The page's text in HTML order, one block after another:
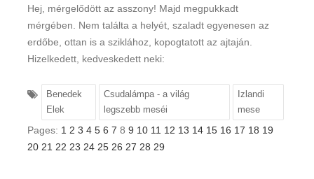
Hej, mérgelődött az asszony! Majd megpukkadt
mérgében. Nem találta a helyét, szaladt egyenesen az
erdőbe, ottan is a sziklához, kopogtatott az ajtaján.
Hizelkedett, kedveskedett neki:
Benedek
Elek
Csudalámpa - a világ
legszebb meséi
Izlandi
mese
Pages: 1 2 3 4 5 6 7 8 9 10 11 12 13 14 15 16 17 18 19
20 21 22 23 24 25 26 27 28 29